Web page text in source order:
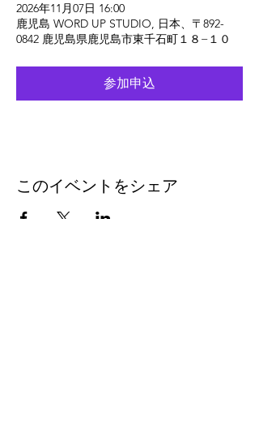
2026年11月07日 16:00
鹿児島 WORD UP STUDIO, 日本、〒892-
0842 鹿児島県鹿児島市東千石町１８−１０
参加申込
このイベントをシェア